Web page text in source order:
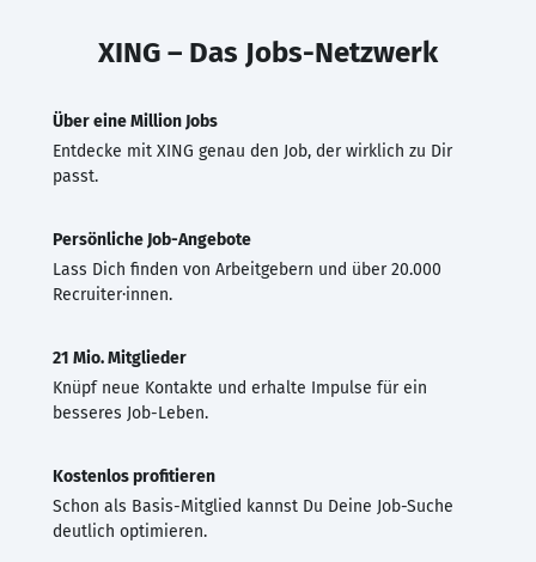
XING – Das Jobs-Netzwerk
Über eine Million Jobs
Entdecke mit XING genau den Job, der wirklich zu Dir
passt.
Persönliche Job-Angebote
Lass Dich finden von Arbeitgebern und über 20.000
Recruiter·innen.
21 Mio. Mitglieder
Knüpf neue Kontakte und erhalte Impulse für ein
besseres Job-Leben.
Kostenlos profitieren
Schon als Basis-Mitglied kannst Du Deine Job-Suche
deutlich optimieren.